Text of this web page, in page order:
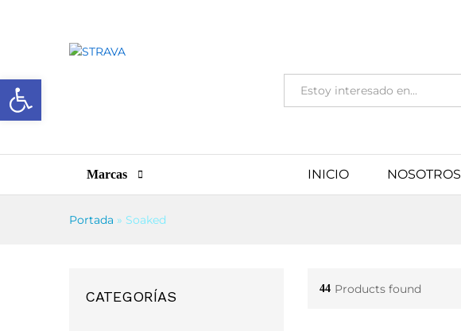
Abrir barra de herramientas Todas
Marcas INICIO NOSOTROS
Portada » Soaked
44 Products found
CATEGORÍAS